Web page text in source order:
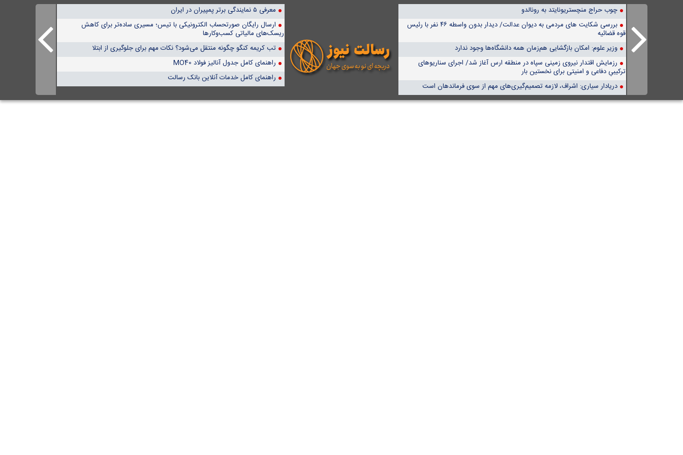
چوب حراج منچستریونایتد به رونالدو
بررسی شکایت های مردمی به دیوان عدالت/ دیدار بدون واسطه ۴۶ نفر با رئیس
قوه قضائیه
وزیر علوم:‌ امکان بازگشایی هم‌زمان همه دانشگاه‌ها وجود ندارد
رزمایش اقتدار نیروی زمینی سپاه در منطقه ارس آغاز شد/ اجرای سناریوهای
ترکیبیِ دفاعی و امنیتی برای نخستین بار
دریادار سیاری: اشراف، لازمه تصمیم‌گیری‌های مهم از سوی فرماندهان است
معرفی ۵ نمایندگی برتر پمپیران در ایران
ارسال رایگان صورتحساب الکترونیکی با تیس؛ مسیری ساده‌تر برای کاهش
ریسک‌های مالیاتی کسب‌وکارها
تب کریمه کنگو چگونه منتقل می‌شود؟ نکات مهم برای جلوگیری از ابتلا
راهنمای کامل جدول آنالیز فولاد MO40
راهنمای کامل خدمات آنلاین بانک رسالت